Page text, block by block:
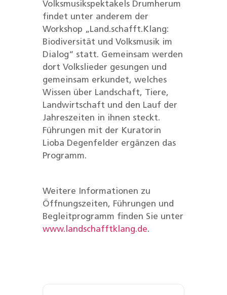
Volksmusikspektakels Drumherum
findet unter anderem der
Workshop „Land.schafft.Klang:
Biodiversität und Volksmusik im
Dialog“ statt. Gemeinsam werden
dort Volkslieder gesungen und
gemeinsam erkundet, welches
Wissen über Landschaft, Tiere,
Landwirtschaft und den Lauf der
Jahreszeiten in ihnen steckt.
Führungen mit der Kuratorin
Lioba Degenfelder ergänzen das
Programm.
Weitere Informationen zu
Öffnungszeiten, Führungen und
Begleitprogramm finden Sie unter
www.landschafftklang.de.